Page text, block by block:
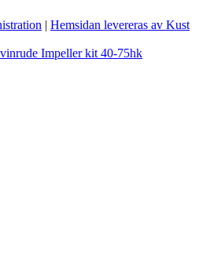
| Hemsidan levereras av Kust
Impeller kit 40-75hk